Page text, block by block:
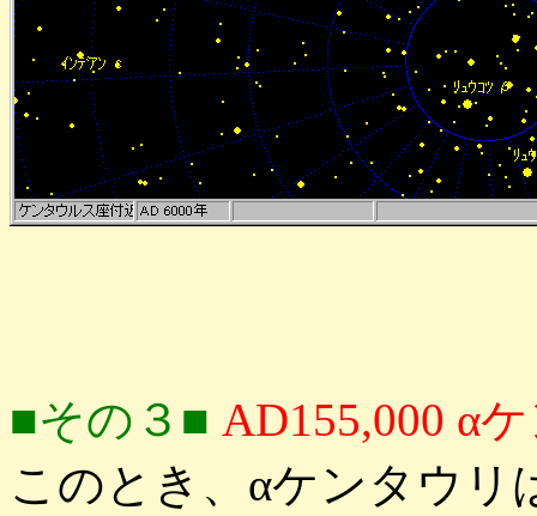
■その３■ AD155,000 α
このとき、αケンタウリ